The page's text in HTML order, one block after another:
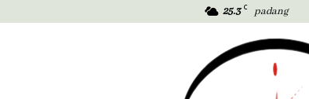
25.3 C padang